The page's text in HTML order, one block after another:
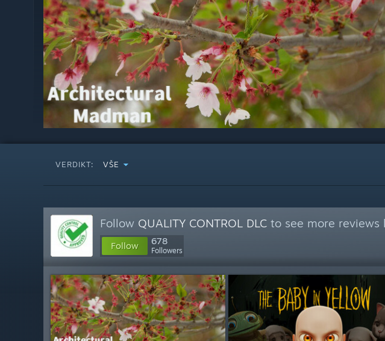
VERDIKT: VŠE
Follow QUALITY CONTROL DLC to see more reviews
Follow 678
Followers